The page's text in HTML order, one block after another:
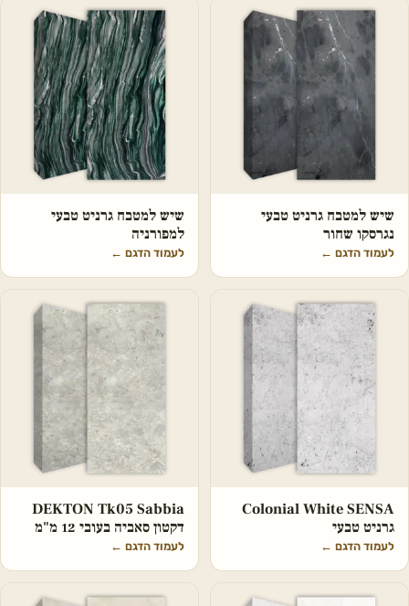
שיש למטבח גרניט טבעי
נגרסקו שחור
לעמוד הדגם ←
שיש למטבח גרניט טבעי
למפורניה
לעמוד הדגם ←
Colonial White SENSA
גרניט טבעי
לעמוד הדגם ←
DEKTON Tk05 Sabbia
דקטון סאביה בעובי 12 מ"מ
לעמוד הדגם ←